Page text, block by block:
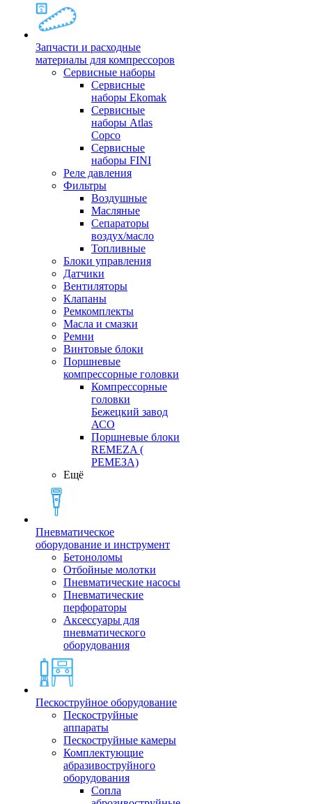
Запчасти и расходные
материалы для компрессоров
Cервисные наборы
Сервисные
наборы Ekomak
Cервисные
наборы Atlas
Copco
Сервисные
наборы FINI
Реле давления
Фильтры
Воздушные
Масляные
Сепараторы
воздух/масло
Топливные
Блоки управления
Датчики
Вентиляторы
Клапаны
Ремкомплекты
Масла и смазки
Ремни
Винтовые блоки
Поршневые
компрессорные головки
Компрессорные
головки
Бежецкий завод
АСО
Поршневые блоки
REMEZA (
РЕМЕЗА)
Ещё
Пневматическое
оборудование и инструмент
Бетоноломы
Отбойные молотки
Пневматические насосы
Пневматические
перфораторы
Аксессуары для
пневматического
оборудования
Пескоструйное оборудование
Пескоструйные
аппараты
Пескоструйные камеры
Комплектующие
абразивоструйного
оборудования
Сопла